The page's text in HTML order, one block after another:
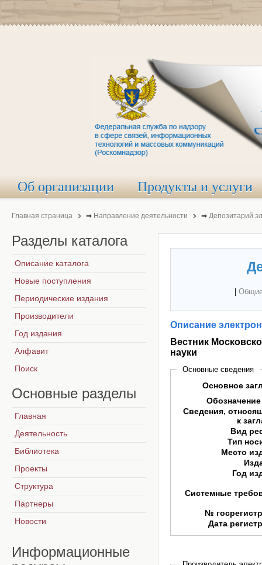
Об организации Продукты и услуги
Главная страница ⇒ Направление деятельности ⇒ Депозитарий
Описание
Вестник
науки
Основные сведения
Основное
Сведения,
к
Вид
Тип
Место
Год
Системные
№
Дата
Разделы каталога
Описание каталога
Новые поступления
Периодические издания
Производители
Год издания
Алфавит
Поиск
Основные разделы
Главная
Деятельность
Библиотека
Проекты
Структура
Партнеры
Новости
Информационные